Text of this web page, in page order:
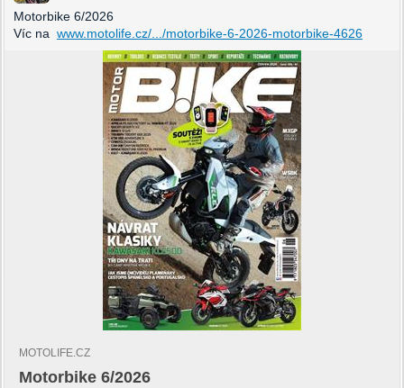
Motorbike 6/2026
Víc na www.motolife.cz/.../motorbike-6-2026-motorbike-4626
MOTOLIFE.CZ
Motorbike 6/2026